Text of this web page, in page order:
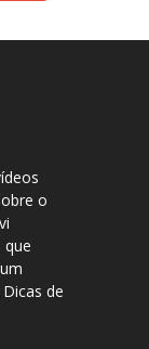
o
que
de